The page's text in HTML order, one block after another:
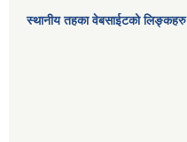
स्थानीय तहका वेबसाईटको लिङ्कहरु